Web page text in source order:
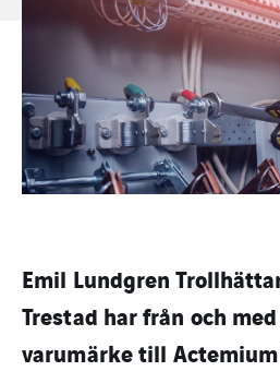
Emil Lundgren
Trestad har från och
varumärke till